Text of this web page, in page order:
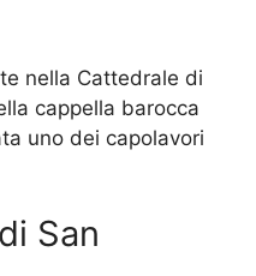
nella Cattedrale di
cappella barocca
uno dei capolavori
San